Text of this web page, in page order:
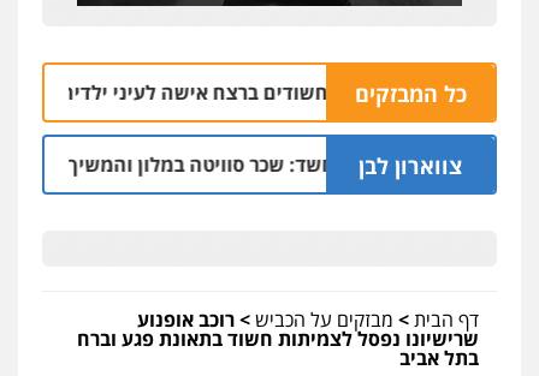
כל המבזקים
ארבעה חשודים ברצח אישה לעיני ילדיה בכפר בענה
צווארון לבןחשד: שכר סוויטה במלון והמשיך להפעיל מערך
דף הבית> מבזקים על הכביש>רוכב אופנוע
שרישיונו נפסל לצמיתות חשוד בתאונת פגע וברח
בתל אביב